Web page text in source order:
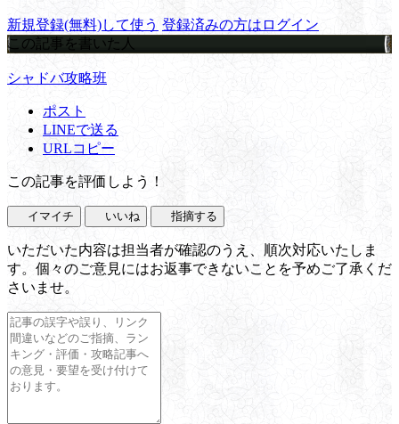
新規登録(無料)して使う 登録済みの方はログイン
この記事を書いた人
シャドバ攻略班
ポスト
LINEで送る
URLコピー
この記事を評価しよう！
イマイチ いいね 指摘する
いただいた内容は担当者が確認のうえ、順次対応いたしま
す。個々のご意見にはお返事できないことを予めご了承くだ
さいませ。